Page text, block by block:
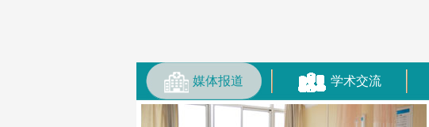
媒体报道 学术交流